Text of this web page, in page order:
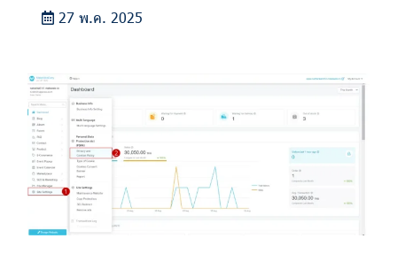
27 พ.ค. 2025